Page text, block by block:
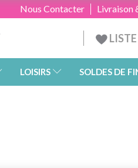
Livraison
Nous Contacter
LOISIRS SOLDES DE